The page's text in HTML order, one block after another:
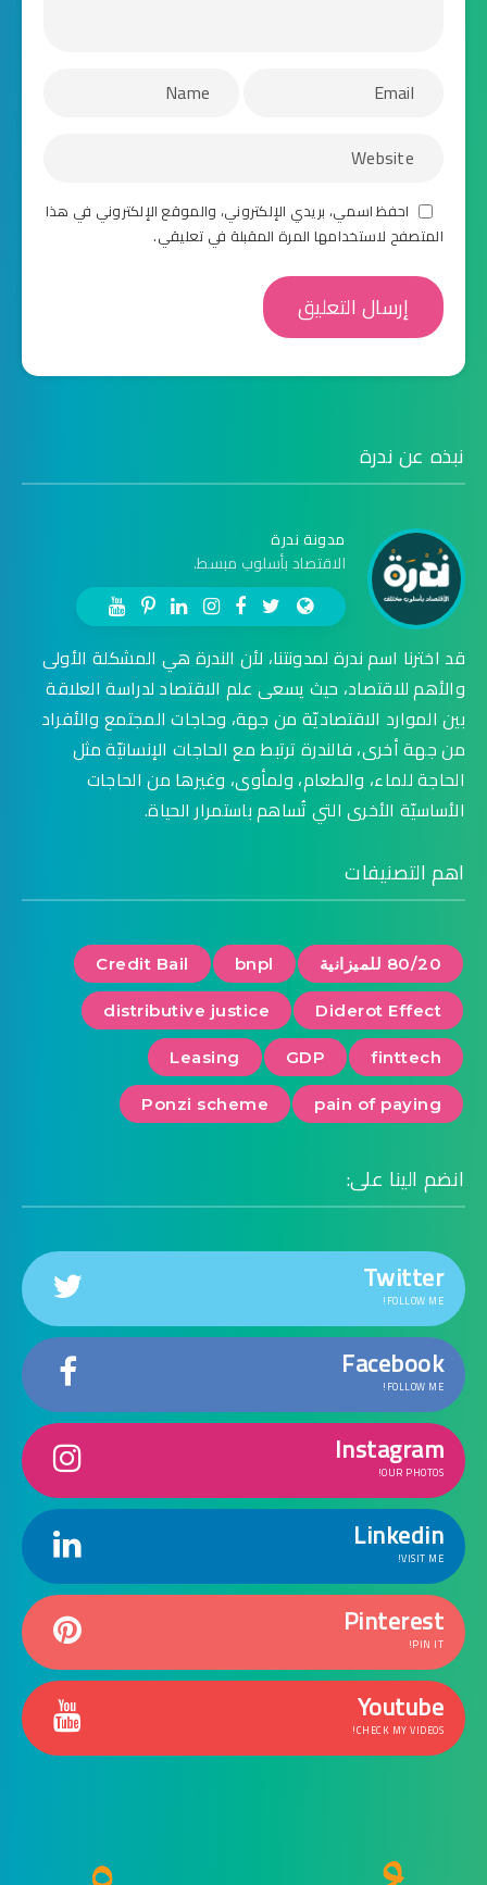
احفظ اسمي، بريدي الإلكتروني، والموقع الإلكتروني في هذا
المتصفح لاستخدامها المرة المقبلة في تعليقي.
نبذه عن ندرة
مدونة ندرة
الاقتصاد بأسلوب مبسط.
قد اخترنا اسم ندرة لمدونتنا، لأن الندرة هي المشكلة الأولى
والأهم للاقتصاد، حيث يسعى علم الاقتصاد لدراسة العلاقة
بين الموارد الاقتصاديّة من جهة، وحاجات المجتمع والأفراد
من جهة أخرى، فالندرة ترتبط مع الحاجات الإنسانيّة مثل
الحاجة للماء، والطعام، ولمأوى، وغيرها من الحاجات
الأساسيّة الأخرى التي تُساهم باستمرار الحياة.
اهم التصنيفات
80/20 للميزانية bnpl
Credit Bail
Diderot Effect
distributive justice
finttech
GDP
Leasing
pain of paying
Ponzi scheme
انضم الينا على:
Twitter
FOLLOW ME!
Facebook
FOLLOW ME!
Instagram
OUR PHOTOS!
Linkedin
VISIT ME!
Pinterest
PIN IT!
Youtube
CHECK MY VIDEOS!